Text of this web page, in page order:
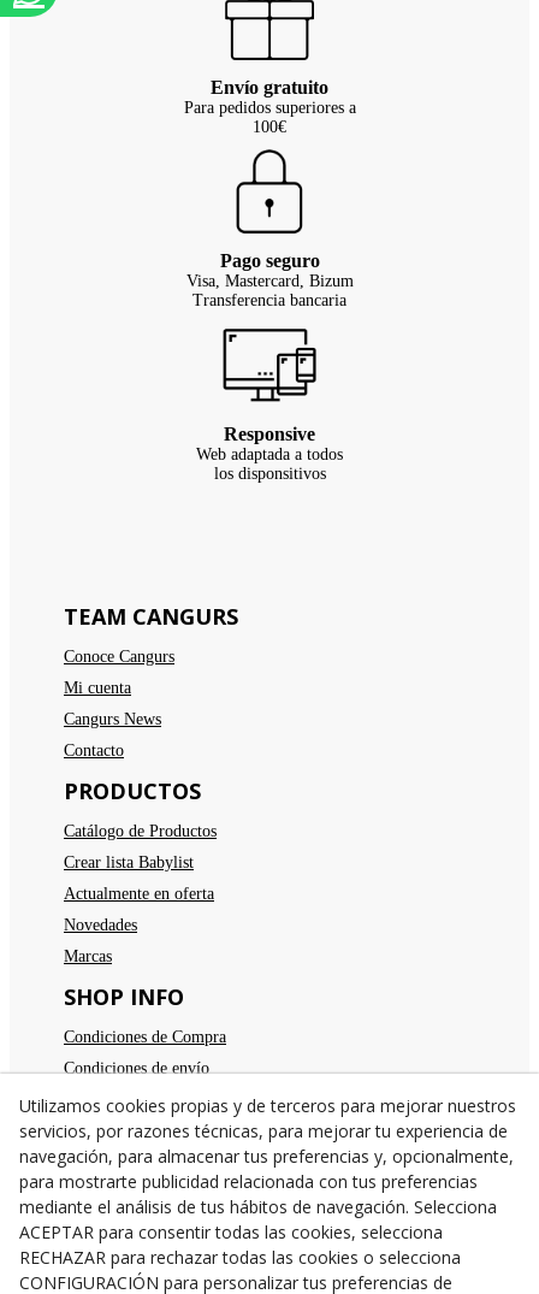
Envío gratuito
Para pedidos superiores a
100€
Pago seguro
Visa, Mastercard, Bizum
Transferencia bancaria
Responsive
Web adaptada a todos
los disponsitivos
TEAM CANGURS
Conoce Cangurs
Mi cuenta
Cangurs News
Contacto
PRODUCTOS
Catálogo de Productos
Crear lista Babylist
Actualmente en oferta
Novedades
Marcas
SHOP INFO
Condiciones de Compra
Condiciones de envío
Devoluciones
Aviso legal
Política de privacidad
Política de cookies
TE ESPERAMOS
C/Santa Anna nº 7
Utilizamos cookies propias y de terceros para mejorar nuestros
servicios, por razones técnicas, para mejorar tu experiencia de
navegación, para almacenar tus preferencias y, opcionalmente,
para mostrarte publicidad relacionada con tus preferencias
mediante el análisis de tus hábitos de navegación. Selecciona
ACEPTAR para consentir todas las cookies, selecciona
RECHAZAR para rechazar todas las cookies o selecciona
CONFIGURACIÓN para personalizar tus preferencias de